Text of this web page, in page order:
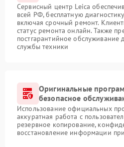
Сервисный центр Leica
всей РФ, бесплатную
включая срочный ремонт.
статус ремонта онлайн. Также
постгарантийное обслуживание
службы техники
Оригинальные
безопасное
Использование официальных
аккуратная работа с
резервное копирование,
восстановление информации